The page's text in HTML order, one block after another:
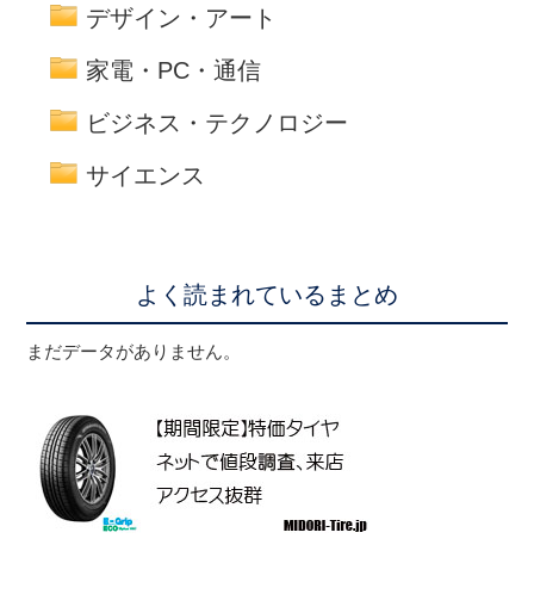
デザイン・アート
家電・PC・通信
ビジネス・テクノロジー
サイエンス
よく読まれているまとめ
まだデータがありません。